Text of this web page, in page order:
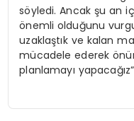
söyledi. Ancak şu an
önemli olduğunu
uzaklaştık ve kalan
mücadele ederek
planlamayı